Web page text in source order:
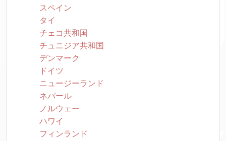
スペイン
タイ
チェコ共和国
チュニジア共和国
デンマーク
ドイツ
ニュージーランド
ネパール
ノルウェー
ハワイ
フィンランド